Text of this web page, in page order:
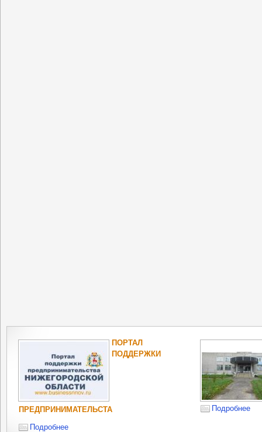
ПОРТАЛ
ПОДДЕРЖКИ
ПРЕДПРИНИМАТЕЛЬСТА
Подробнее
Подробнее